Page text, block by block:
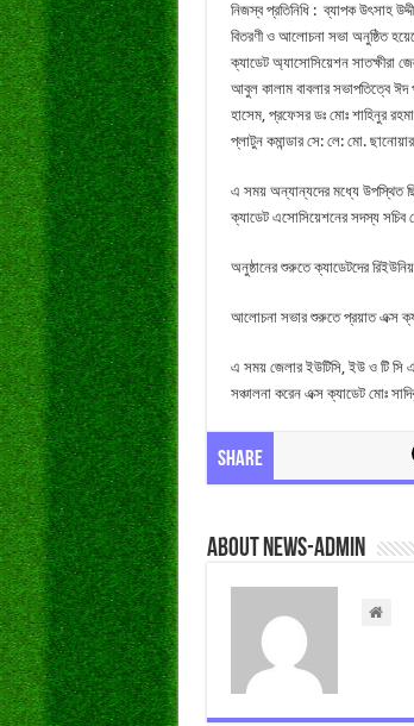
নিজস্ব প্রতিনিধি : ব্যাপক উৎসাহ
বিতরণী ও আলোচনা সভা অনুষ্ঠিত
ক্যাডেট অ্যাসোসিয়েশন সাতক্ষীরা
আবুল কালাম বাবলার সভাপতিত্বে ঈদ
হাসেম, প্রফেসর ডঃ মোঃ শাহিনুর
প্লাটুন কমান্ডার সে: লে: মো.
এ সময় অন্যান্যদের মধ্যে উপস্থিত
ক্যাডেট এসোসিয়েশনের সদস্য সচিব
অনুষ্ঠানের শুরুতে ক্যাডেটদের
আলোচনা সভার শুরুতে প্রয়াত এক্স
এ সময় জেলার ইউটিসি, ইউ ও টি সি
সঞ্চালনা করেন এক্স ক্যাডেট মোঃ
Share
About news-admin